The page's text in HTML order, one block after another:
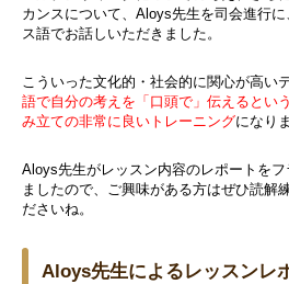
カンスについて、 Aloys先生を司会進行
ス語でお話しいただきました。
こういった文化的・社会的に関心が高い
語で自分の考えを「口頭で」伝えるとい
み立ての非常に良いトレーニングになり
Aloys先生がレッスン内容のレポートを
ましたので、ご興味がある方はぜひ読解
ださいね。
Aloys先生によるレッスンレ